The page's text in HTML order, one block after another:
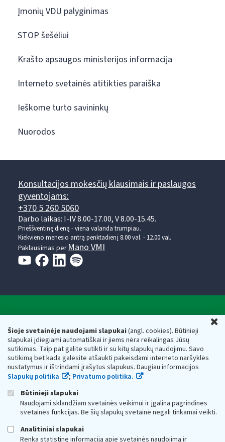
Šioje svetainėje naudojami slapukai(angl. cookies). Būtinieji
slapukai įdiegiami automatiškai ir jiems nėra reikalingas Jūsų
sutikimas. Taip pat galite sutikti ir su kitų slapukų naudojimu. Savo
sutikimą bet kada galėsite atšaukti pakeisdami interneto naršyklės
nustatymus ir ištrindami įrašytus slapukus. Daugiau informacijos
Slapukų politika
; Privatumo politika.
Būtinieji slapukai
Naudojami sklandžiam svetainės veikimui ir įgalina pagrindines
svetainės funkcijas. Be šių slapukų svetainė negali tinkamai veikti.
Analitiniai slapukai
Renka statistinę informaciją apie svetainės naudojimą ir
Įmonių VDU palyginimas
STOP šešėliui
Krašto apsaugos ministerijos informacija
Interneto svetainės atitikties paraiška
Ieškome turto savininkų
Nuorodos
Konsultacijos mokesčių klausimais ir paslaugos
gyventojams:
+370 5 260 5060
Darbo laikas: I-IV 8.00-17.00, V 8.00-15.45.
Prieššventinę dieną - viena valanda trumpiau.
Kiekvieno mėnesio antrą penktadienį 8.00 val. - 12.00 val.
Paklausimas per Mano VMI
Respublikos finansų ministerijos
Biudžetinė įstaiga. Juridinio asmens kodas — 188659752,
adresas: Vasario 16-osios g. 14, 01107 Vilnius, Lietuva, el.paštas:
vmi@vmi.lt, E. pristatymo dėžutės adresas 188659752
Duomenys apie Valstybinę mokesčių inspekciją prie Lietuvos
Respublikos finansų ministerijos kaupiami ir saugomi Juridinių